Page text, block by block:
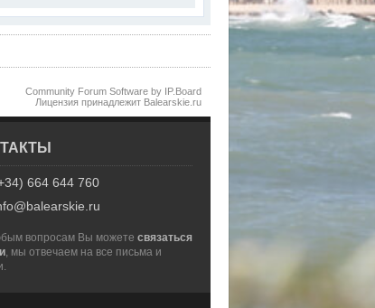
Community Forum Software by IP.Board
Лицензия принадлежит Balearskie.ru
664 644 760
вопросам Вы можете связаться
, мы отвечаем на все письма и